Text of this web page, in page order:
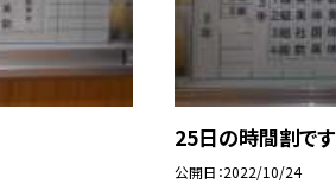
25日の時間割です
公開日 2022/10/24